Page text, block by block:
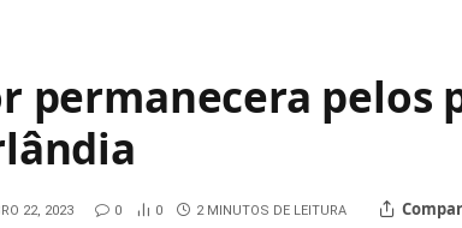
permanecera pelos
22, 2023 0 0 2 MINUTOS DE LEITURA